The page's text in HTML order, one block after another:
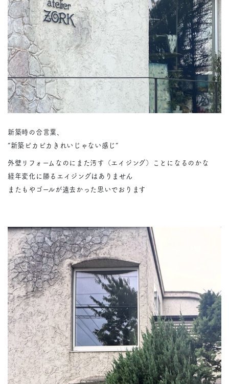
新築時の合言葉、
”新築ピカピカきれいじゃない感じ”
外壁リフォームなのにまた汚す（エイジング）ことになるのかな
経年変化に勝るエイジングはありません
またもやゴールが遠去かった思いでおります